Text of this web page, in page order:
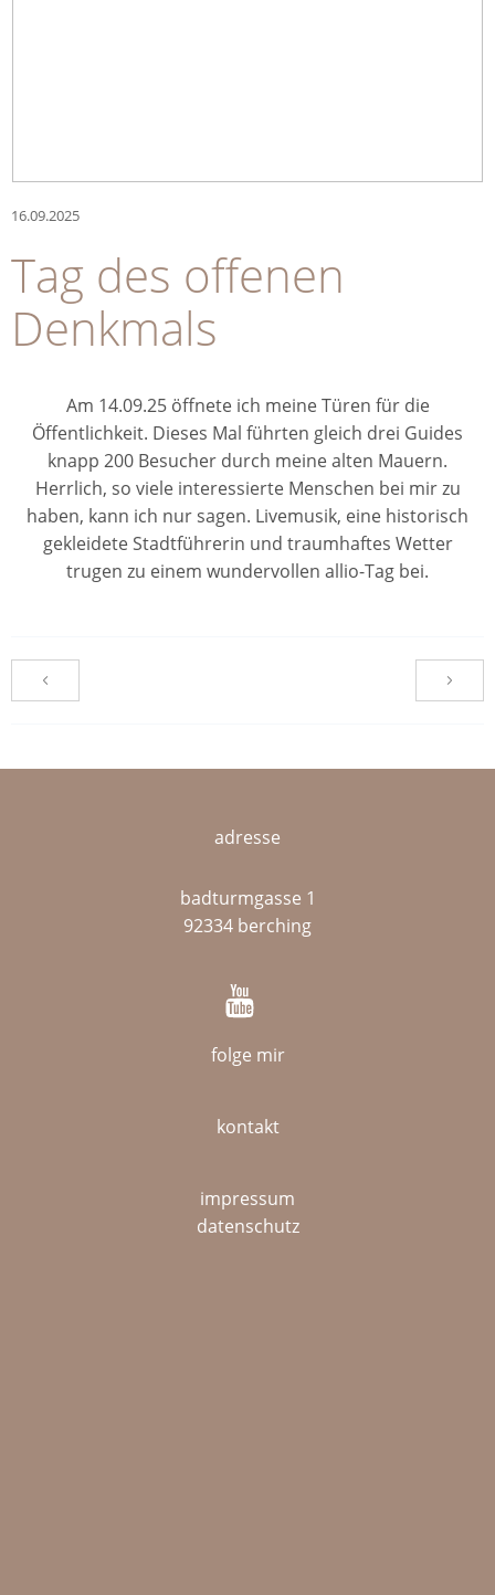
16.09.2025
Tag des offenen
Denkmals
Am 14.09.25 öffnete ich meine Türen für die
Öffentlichkeit. Dieses Mal führten gleich drei Guides
knapp 200 Besucher durch meine alten Mauern.
Herrlich, so viele interessierte Menschen bei mir zu
haben, kann ich nur sagen. Livemusik, eine historisch
gekleidete Stadtführerin und traumhaftes Wetter
trugen zu einem wundervollen allio-Tag bei.
adresse
badturmgasse 1
92334 berching
folge mir
kontakt
impressum
datenschutz